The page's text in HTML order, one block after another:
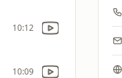
10:12
10:09